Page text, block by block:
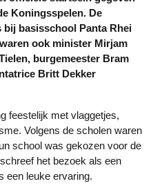
Koningsspelen. De
basisschool Panta Rhei
ook minister Mirjam
burgemeester Bram
Britt Dekker
Volgens de scholen waren
school was gekozen voor de
het bezoek als een
een leuke ervaring.